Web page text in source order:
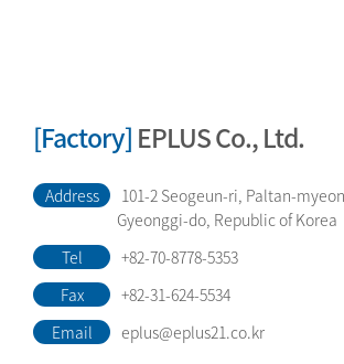
[Factory] EPLUS Co., Ltd.
Address
101-2 Seogeun-ri, Paltan-
Gyeonggi-do, Republic of Korea
Tel
+82-70-8778-5353
Fax
+82-31-624-5534
Email
eplus@eplus21.co.kr